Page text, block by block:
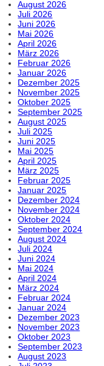
August 2026
Juli 2026
Juni 2026
Mai 2026
April 2026
März 2026
Februar 2026
Januar 2026
Dezember 2025
November 2025
Oktober 2025
September 2025
August 2025
Juli 2025
Juni 2025
Mai 2025
April 2025
März 2025
Februar 2025
Januar 2025
Dezember 2024
November 2024
Oktober 2024
September 2024
August 2024
Juli 2024
Juni 2024
Mai 2024
April 2024
März 2024
Februar 2024
Januar 2024
Dezember 2023
November 2023
Oktober 2023
September 2023
August 2023